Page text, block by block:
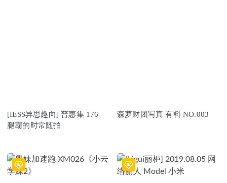
[IESS异思趣向] 普惠集 176 –
腿霸的时常随拍
森萝财团写真 有料 NO.003